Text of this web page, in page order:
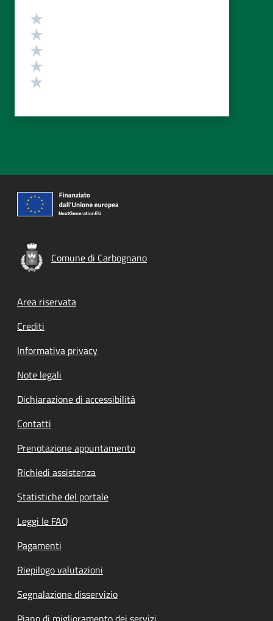
Valutazione
Comune di Carbognano
Footer menu
Area riservata
Crediti
Informativa privacy
Note legali
Dichiarazione di accessibilità
Contatti
Prenotazione appuntamento
Richiedi assistenza
Statistiche del portale
Leggi le FAQ
Pagamenti
Riepilogo valutazioni
Segnalazione disservizio